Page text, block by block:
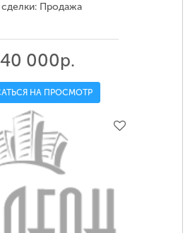
Продажа
000р.
НА ПРОСМОТР